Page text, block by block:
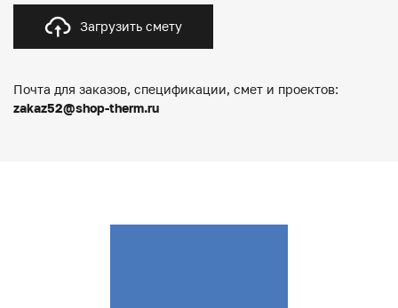
Загрузить смету
Почта для заказов, спецификации, смет и проектов:
zakaz52@shop-therm.ru